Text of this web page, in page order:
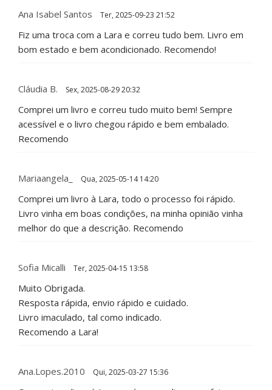
Ana Isabel Santos Ter, 2025-09-23 21:52
Fiz uma troca com a Lara e correu tudo bem. Livro em
bom estado e bem acondicionado. Recomendo!
Cláudia B. Sex, 2025-08-29 20:32
Comprei um livro e correu tudo muito bem! Sempre
acessível e o livro chegou rápido e bem embalado.
Recomendo
Mariaangela_ Qua, 2025-05-14 14:20
Comprei um livro à Lara, todo o processo foi rápido.
Livro vinha em boas condições, na minha opinião vinha
melhor do que a descrição. Recomendo
Sofia Micalli Ter, 2025-04-15 13:58
Muito Obrigada.
Resposta rápida, envio rápido e cuidado.
Livro imaculado, tal como indicado.
Recomendo a Lara!
Ana.Lopes.2010 Qui, 2025-03-27 15:36